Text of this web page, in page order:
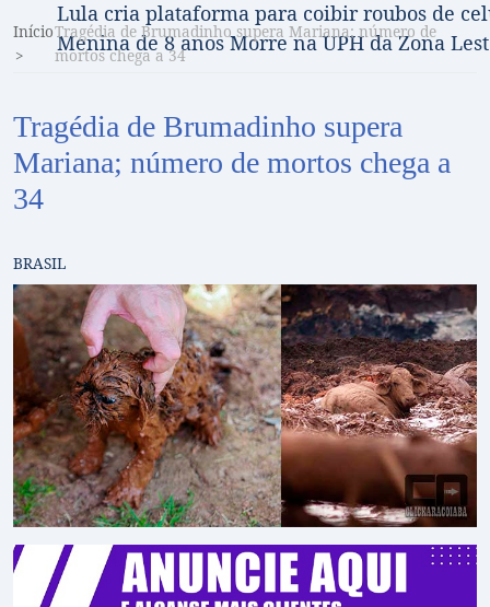
Lula cria plataforma para coibir roubos de
Menina de 8 anos Morre na UPH da Zona
InícioTragédia de Brumadinho supera Mariana; número de
mortos chega a 34
Tragédia de Brumadinho supera
Mariana; número de mortos chega a
34
BRASIL